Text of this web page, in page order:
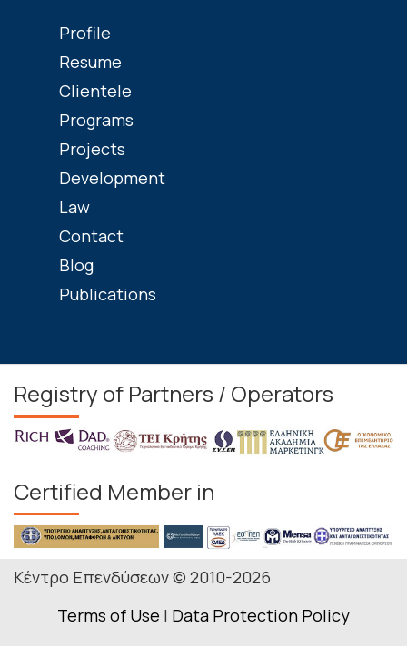
Profile
Resume
Clientele
Programs
Projects
Development
Law
Contact
Blog
Publications
Registry of Partners / Operators
Certified Member in
Κέντρο Επενδύσεων © 2010-2026
Terms of Use | Data Protection Policy